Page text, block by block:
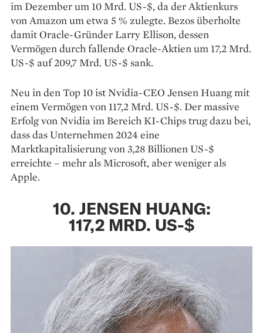
im Dezember um 10 Mrd. US-$, da der Aktienkurs
von Amazon um etwa 5 % zulegte. Bezos überholte
damit Oracle-Gründer Larry Ellison, dessen
Vermögen durch fallende Oracle-Aktien um 17,2 Mrd.
US-$ auf 209,7 Mrd. US-$ sank.
Neu in den Top 10 ist Nvidia-CEO Jensen Huang mit
einem Vermögen von 117,2 Mrd. US-$. Der massive
Erfolg von Nvidia im Bereich KI-Chips trug dazu bei,
dass das Unternehmen 2024 eine
Marktkapitalisierung von 3,28 Billionen US-$
erreichte – mehr als Microsoft, aber weniger als
Apple.
10. JENSEN HUANG:
117,2 MRD. US-$